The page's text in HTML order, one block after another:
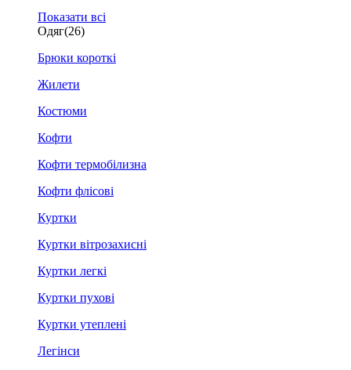
Показати всі
Одяг(26)
Брюки короткі
Жилети
Костюми
Кофти
Кофти термобілизна
Кофти флісові
Куртки
Куртки вітрозахисні
Куртки легкі
Куртки пухові
Куртки утеплені
Легінси